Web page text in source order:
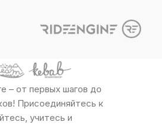
– от первых шагов до
Присоединяйтесь к
учитесь и